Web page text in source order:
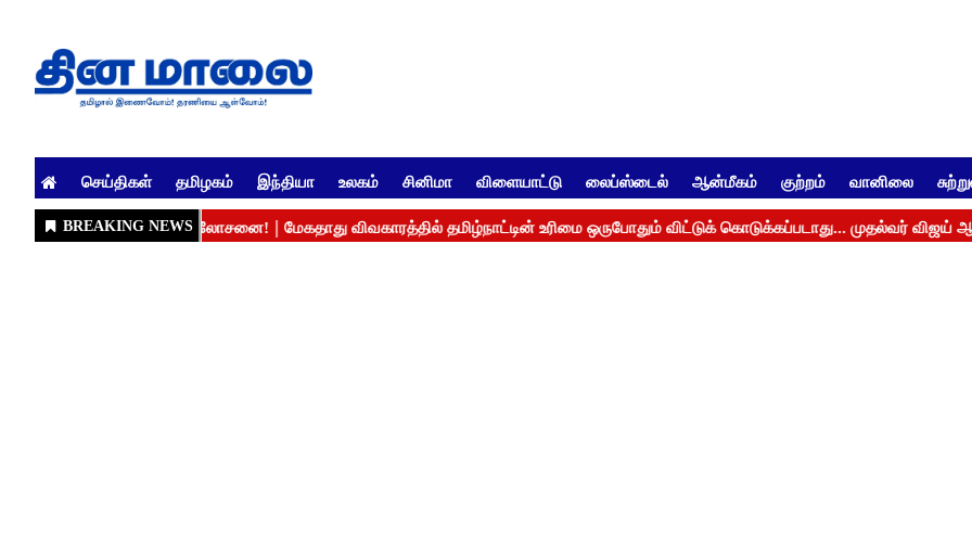
செய்திகள் தமிழகம் இந்தியா உலகம் சினிமா விளையாட்டு லைப்ஸ்டைல் ஆன்மீகம் குற்றம் வானிலை